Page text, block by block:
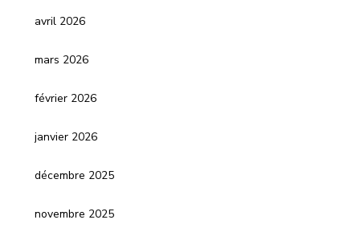
avril 2026
mars 2026
février 2026
janvier 2026
décembre 2025
novembre 2025